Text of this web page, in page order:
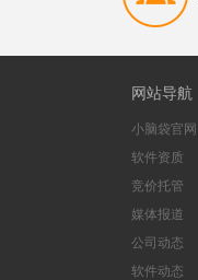
网站导航
小脑袋官网
软件资质
竞价托管
媒体报道
公司动态
软件动态